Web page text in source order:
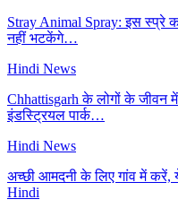
Stray Animal Spray: इस
नहीं भटकेंगे…
Hindi News
Chhattisgarh के लोगों के जीवन में
इंडस्ट्रियल पार्क…
Hindi News
अच्छी आमदनी के लिए गांव में करें,
Hindi